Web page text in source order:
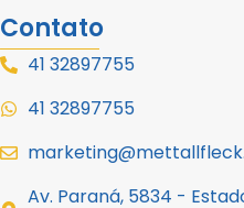
Contato
41 32897755
41 32897755
Av. Paraná, 5834 -